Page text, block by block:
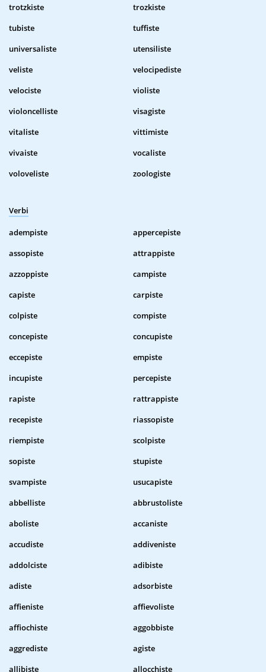
trotzkiste
trozkiste
tubiste
tuffiste
universaliste
utensiliste
veliste
velocipediste
velociste
violiste
violoncelliste
visagiste
vitaliste
vittimiste
vivaiste
vocaliste
voloveliste
zoologiste
Verbi
adempiste
appercepiste
assopiste
attrappiste
azzoppiste
campiste
capiste
carpiste
colpiste
compiste
concepiste
concupiste
eccepiste
empiste
incupiste
percepiste
rapiste
rattrappiste
recepiste
riassopiste
riempiste
scolpiste
sopiste
stupiste
svampiste
usucapiste
abbelliste
abbrustoliste
aboliste
accaniste
accudiste
addiveniste
addolciste
adibiste
adiste
adsorbiste
affieniste
affievoliste
affiochiste
aggobbiste
aggrediste
agiste
allibiste
allocchiste